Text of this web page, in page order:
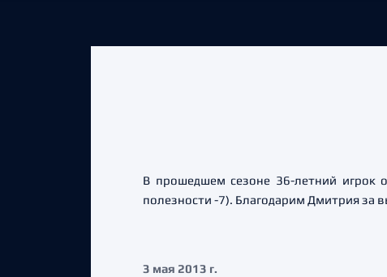
В прошедшем сезоне 36-летний игрок
полезности -7). Благодарим Дмитрия за
3 мая 2013 г.